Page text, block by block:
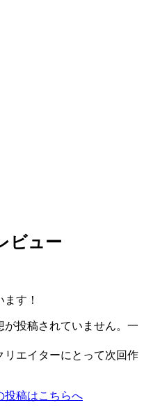
ビュー
す！
が投稿されていません。一
エイターにとって次回作
投稿はこちらへ